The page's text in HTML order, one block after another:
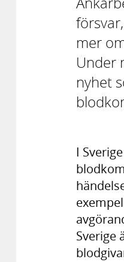
mer
Under
nyhet
I
Sverige